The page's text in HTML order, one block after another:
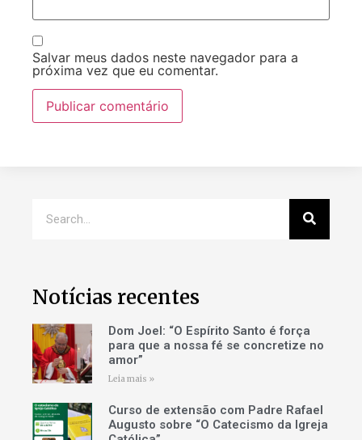
Salvar meus dados neste navegador para a
próxima vez que eu comentar.
Notícias recentes
Dom Joel: “O Espírito Santo é força
para que a nossa fé se concretize no
amor”
Leia mais »
Curso de extensão com Padre Rafael
Augusto sobre “O Catecismo da Igreja